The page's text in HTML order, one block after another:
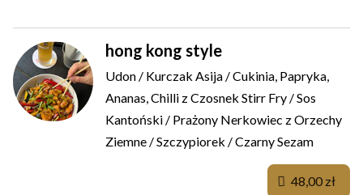
hong kong style
Udon / Kurczak Asija / Cukinia, Papryka,
Ananas, Chilli z Czosnek Stirr Fry / Sos
Kantoński / Prażony Nerkowiec z Orzechy
Ziemne / Szczypiorek / Czarny Sezam